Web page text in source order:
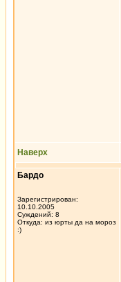
Наверх
Бардо
Зарегистрирован:
10.10.2005
Суждений: 8
Откуда: из юрты да на мороз
:)